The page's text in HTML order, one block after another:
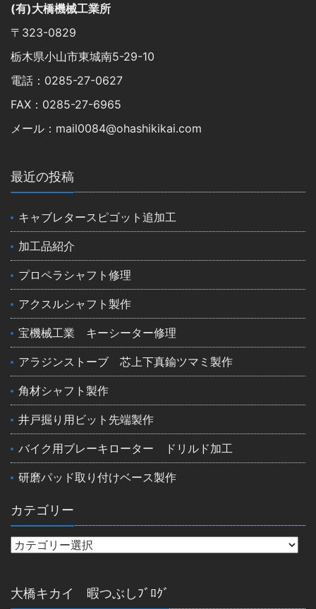
(有)大橋機械工業所
〒323-0829
栃木県小山市東城南5-29-10
電話：0285-27-0627
FAX：0285-27-6965
メール：mail0084@ohashikikai.com
最近の投稿
キャブレタースピゴット追加工
加工品紹介
プロペラシャフト修理
アクスルシャフト製作
宝機械工業 キーシーター修理
アラジンストーブ 芯上下真鍮ツマミ製作
角材シャフト製作
井戸掘り用ビット先端製作
バイク用ブレーキローター ドリルド加工
研磨パッド取り付けベース製作
カテゴリー
大橋キカイ 暇つぶしﾌﾞﾛｸﾞ